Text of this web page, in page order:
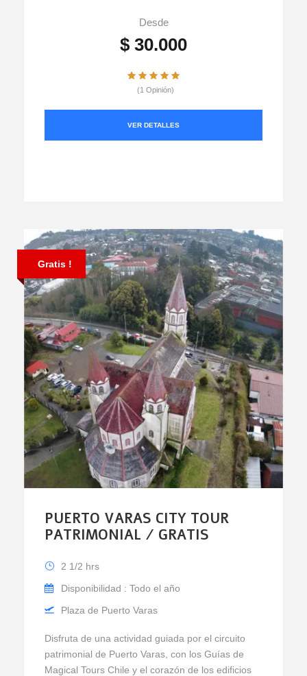
Desde
$ 30.000
(1 Opinión)
VER DETALLES
Gratis !
PUERTO VARAS CITY TOUR
PATRIMONIAL / GRATIS
2 1/2 hrs
Disponibilidad : Todo el año
Plaza de Puerto Varas
Disfruta de una actividad guiada por el circuito
patrimonial de Puerto Varas, con los Guías de
Magical Tours Chile y el corazón de los edificios